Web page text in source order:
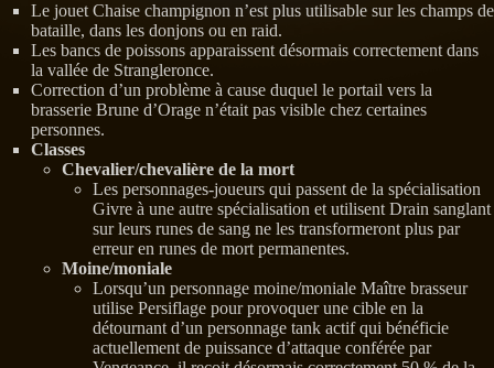
Le jouet Chaise champignon n’est plus utilisable sur les champs de
bataille, dans les donjons ou en raid.
Les bancs de poissons apparaissent désormais correctement dans
la vallée de Strangleronce.
Correction d’un problème à cause duquel le portail vers la
brasserie Brune d’Orage n’était pas visible chez certaines
personnes.
Classes
Chevalier/chevalière de la mort
Les personnages-joueurs qui passent de la spécialisation
Givre à une autre spécialisation et utilisent Drain sanglant
sur leurs runes de sang ne les transformeront plus par
erreur en runes de mort permanentes.
Moine/moniale
Lorsqu’un personnage moine/moniale Maître brasseur
utilise Persiflage pour provoquer une cible en la
détournant d’un personnage tank actif qui bénéficie
actuellement de puissance d’attaque conférée par